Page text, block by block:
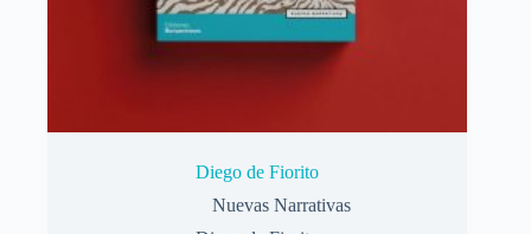
Diego de Fiorito
Nuevas Narrativas